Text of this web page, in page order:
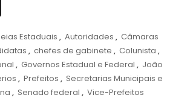
Estaduais , Autoridades , Câmaras
, chefes de gabinete , Colunista ,
, Governos Estadual e Federal , João
, Prefeitos , Secretarias Municipais e
, Senado federal , Vice-Prefeitos